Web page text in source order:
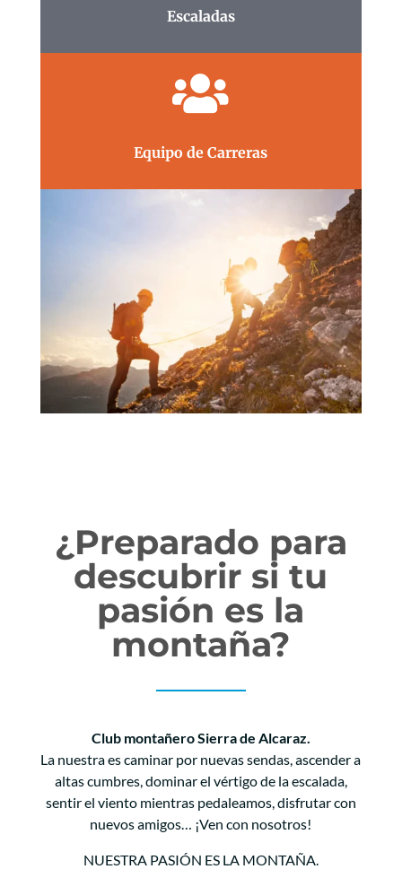
Escaladas

Equipo de Carreras
¿Preparado para
descubrir si tu
pasión es la
montaña?
Club montañero Sierra de Alcaraz.
La nuestra es caminar por nuevas sendas, ascender a
altas cumbres, dominar el vértigo de la escalada,
sentir el viento mientras pedaleamos, disfrutar con
nuevos amigos… ¡Ven con nosotros!
NUESTRA PASIÓN ES LA MONTAÑA.